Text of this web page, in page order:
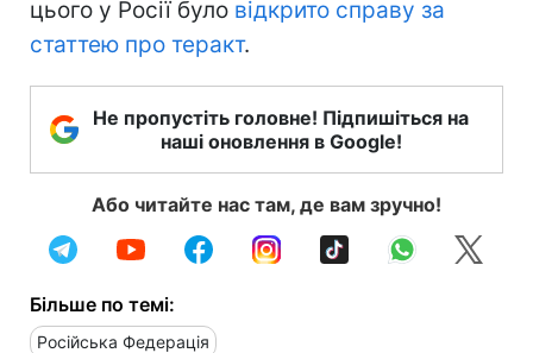
цього у Росії було відкрито справу за
статтею про теракт.
Не пропустіть головне! Підпишіться на
наші оновлення в Google!
Або читайте нас там, де вам зручно!
Більше по темі:
Російська Федерація